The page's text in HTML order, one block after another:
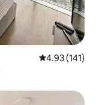
평점 4.93점(5
4.93 (141)